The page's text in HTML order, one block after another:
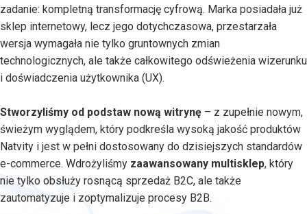
zadanie: kompletną transformację cyfrową. Marka posiadała już
sklep internetowy, lecz jego dotychczasowa, przestarzała
wersja wymagała nie tylko gruntownych zmian
technologicznych, ale także całkowitego odświeżenia wizerunku
i doświadczenia użytkownika (UX).
Stworzyliśmy od podstaw nową witrynę – z zupełnie nowym,
świeżym wyglądem, który podkreśla wysoką jakość produktów
Natvity i jest w pełni dostosowany do dzisiejszych standardów
e-commerce. Wdrożyliśmy zaawansowany multisklep, który
nie tylko obsłuży rosnącą sprzedaż B2C, ale także
zautomatyzuje i zoptymalizuje procesy B2B.